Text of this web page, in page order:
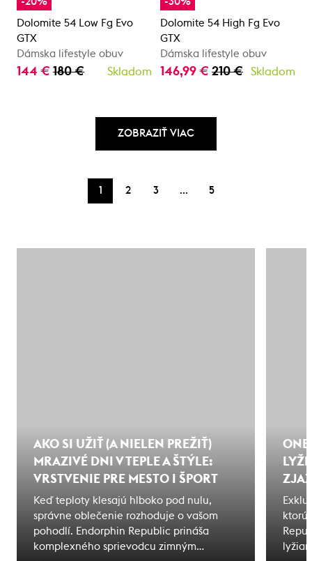
Dolomite 54 Low Fg Evo
GTX
Dámska lifestyle obuv
144 € 180 € Skladom
Dolomite 54 High Fg Evo
GTX
Dámska lifestyle obuv
146,99 € 210 € Skladom
ZOBRAZIŤ VIAC
1 2 3 … 5
AKO SI UŽIŤ (A NIELEN PREŽIŤ)
MRAZIVÉ DNI V TEPLE A ŠTÝLE:
VRSTVENIE PRE MESTO I ŠPORT
Keď teploty klesajú hlboko pod nulu,
správne oblečenie rozhoduje o vašom
pohodlí. Endorphin Republic prináša
komplexného sprievodcu zimným
ONE
ktorú